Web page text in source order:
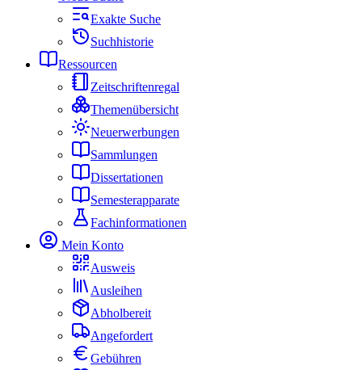
Exakte Suche
Suchhistorie
Ressourcen
Zeitschriftenregal
Themenübersicht
Neuerwerbungen
Sammlungen
Dissertationen
Semesterapparate
Fachinformationen
Mein Konto
Ausweis
Ausleihen
Abholbereit
Angefordert
Gebühren